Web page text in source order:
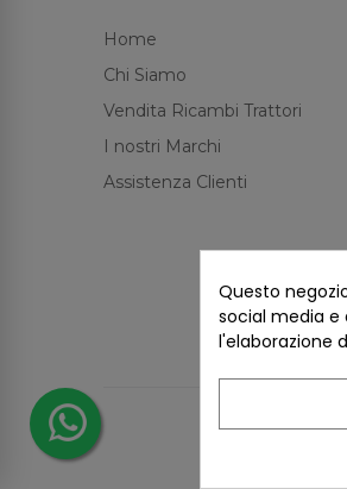
Home
Chi Siamo
Vendita Ricambi Trattori
I nostri Marchi
Assistenza Clienti
Questo
social media e
l'elaborazione